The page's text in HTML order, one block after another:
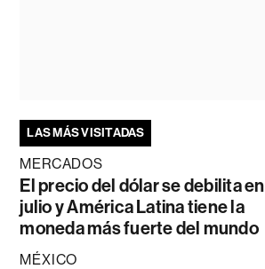
LAS MÁS VISITADAS
MERCADOS
El precio del dólar se debilita en
julio y América Latina tiene la
moneda más fuerte del mundo
MÉXICO